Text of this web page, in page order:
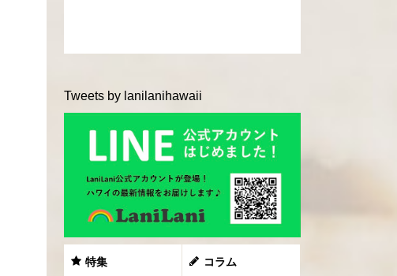
Tweets by lanilanihawaii
特集 コラム